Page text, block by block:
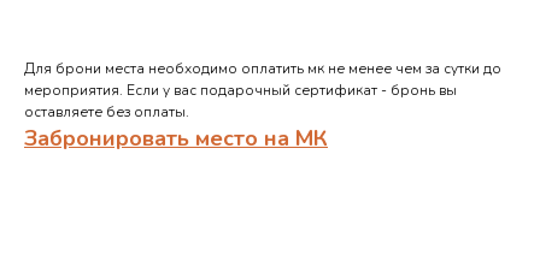
Для брони места необходимо оплатить мк не менее чем за сутки до
мероприятия. Если у вас подарочный сертификат - бронь вы
оставляете без оплаты.
Забронировать место на МК